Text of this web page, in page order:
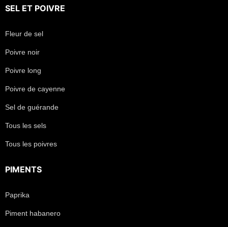
SEL ET POIVRE
Fleur de sel
Poivre noir
Poivre long
Poivre de cayenne
Sel de guérande
Tous les sels
Tous les poivres
PIMENTS
Paprika
Piment habanero